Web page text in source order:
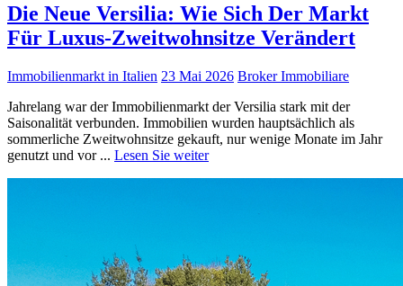
Die Neue Versilia: Wie Sich Der Markt
Für Luxus-Zweitwohnsitze Verändert
Immobilienmarkt in Italien 23 Mai 2026 Broker Immobiliare
Jahrelang war der Immobilienmarkt der Versilia stark mit der
Saisonalität verbunden. Immobilien wurden hauptsächlich als
sommerliche Zweitwohnsitze gekauft, nur wenige Monate im Jahr
genutzt und vor ... Lesen Sie weiter